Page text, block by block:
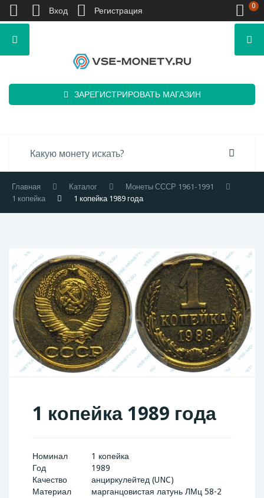
ЗАРЕГИСТРИРОВАТЬ МАГАЗИН
Главная Каталог
Монеты СССР 1961-1991
1 копейка
1 копейка 1989 года
1 копейка 1989 года
Номинал
1 копейка
Год
1989
Качество
анциркулейтед (UNC)
Материал
марганцовистая латунь ЛМц 58-2
Вход Регистрация 0